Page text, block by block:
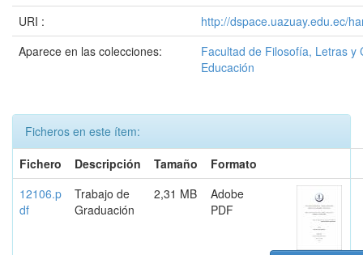
URI :
http://dspace.uazuay.edu.ec/
Aparece en las colecciones:
Facultad de Filosofía, Letras y
Educación
Ficheros en este ítem:
Fichero
Descripción Tamaño
Formato
12106.p
df
Trabajo de
Graduación
2,31 MB
Adobe
PDF